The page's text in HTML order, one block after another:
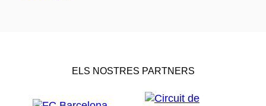
ELS NOSTRES PARTNERS